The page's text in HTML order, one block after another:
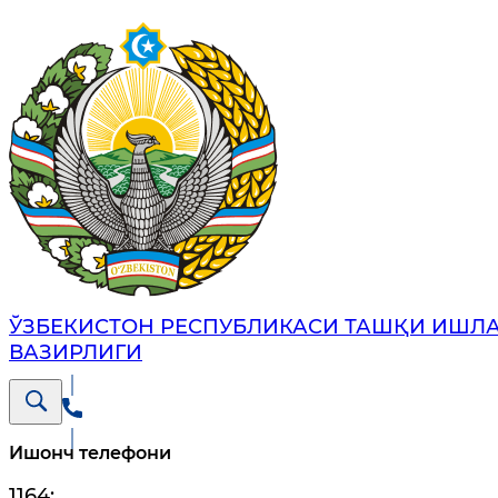
ЎЗБЕКИСТОН РЕСПУБЛИКАСИ ТАШҚИ
ВАЗИРЛИГИ
Ишонч телефони